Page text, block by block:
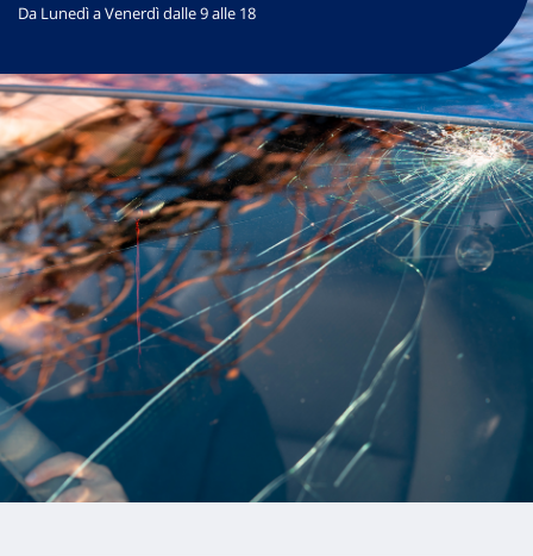
Da Lunedì a Venerdì dalle 9 alle 18